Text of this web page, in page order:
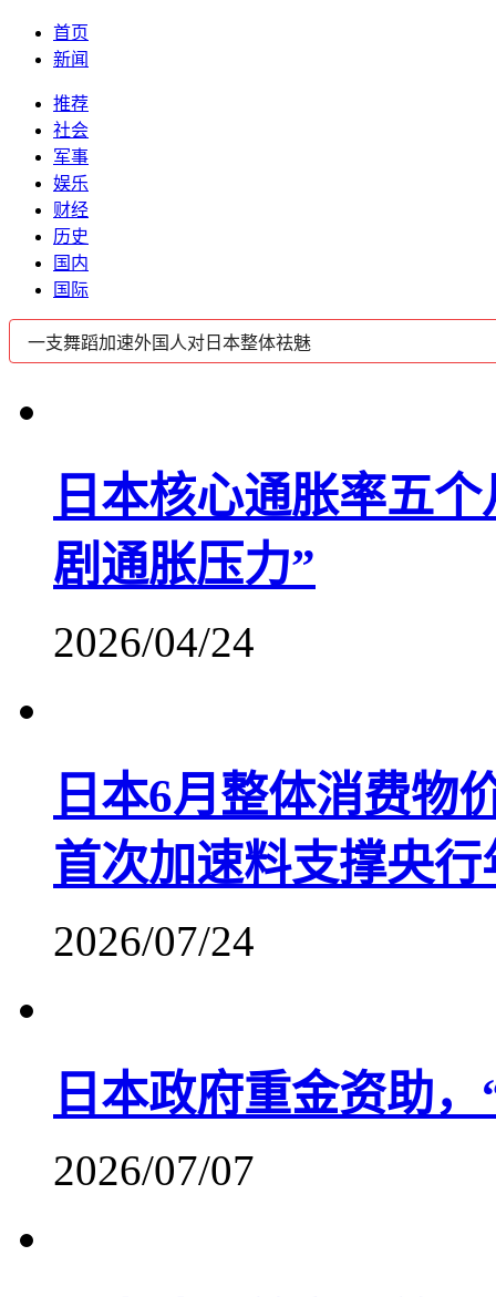
首页
新闻
推荐
社会
军事
娱乐
财经
历史
国内
国际
日本核心通胀率五
剧通胀压力”
2026/04/24
日本6月整体消费物
首次加速料支撑央
2026/07/24
日本政府重金资助
2026/07/07